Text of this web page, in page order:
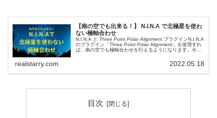
【南の空でも出来る！】 N.I.N.A で北極星を使わ
ない極軸合わせ
N.I.N.A と Three Point Polar Alignment プラグインN.I.N.A
のプラグイン「Three Point Polar Alignment」を使用すれ
ば、南の空でも極軸合わせを行えるようになります。今回
realstarry.com 2022.05.18
目次